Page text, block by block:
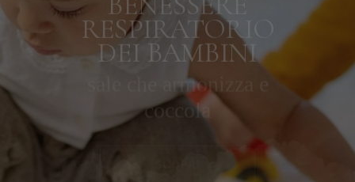
BENESSERE
RESPIRATORIO
DEI BAMBINI
sale che armonizza e